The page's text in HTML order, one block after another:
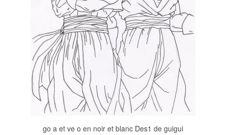
go a et ve o en noir et blanc Des1 de guigui